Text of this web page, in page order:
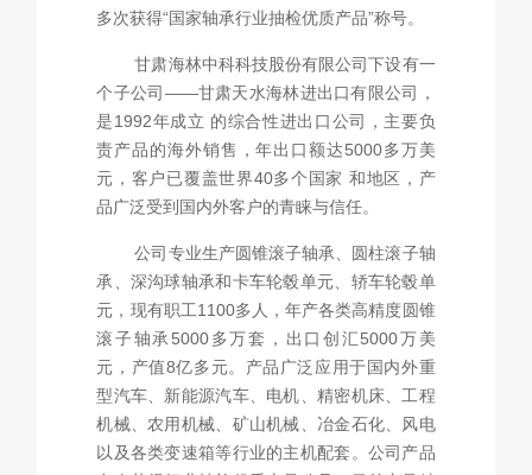
多次获得“国家轴承行业抽检优质产品”称号。
甘肃海林中科科技股份有限公司下设有一
个子公司——甘肃天水海林进出口有限公司，
是1992年成立 的综合性进出口公司，主要负
责产品的海外销售，年出口额达5000多万美
元，客户已覆盖世界40多个国家 和地区，产
品广泛受到国内外客户的青睐与信任。
公司专业生产圆锥滚子轴承、圆柱滚子轴
承、深沟球轴承和卡车轮毂单元、轿车轮毂单
元，现有职工1100多人，年产各类高精度圆锥
滚子轴承5000多万套，出口创汇5000万美
元，产值8亿多元。产品广泛应用于国内外重
型汽车、新能源汽车、电机、精密机床、工程
机械、农用机械、矿山机械、冶金石化、风电
以及各类变速箱等行业的主机配套。公司产品